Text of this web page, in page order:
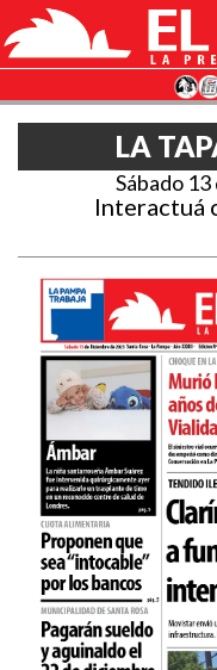
LA
Sábado
Interactuá